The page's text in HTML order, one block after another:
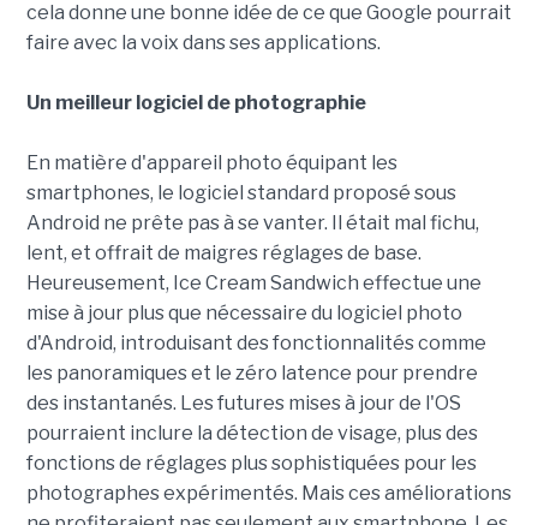
cela donne une bonne idée de ce que Google pourrait
faire avec la voix dans ses applications.
Un meilleur logiciel de photographie
En matière d'appareil photo équipant les
smartphones, le logiciel standard proposé sous
Android ne prête pas à se vanter. Il était mal fichu,
lent, et offrait de maigres réglages de base.
Heureusement, Ice Cream Sandwich effectue une
mise à jour plus que nécessaire du logiciel photo
d'Android, introduisant des fonctionnalités comme
les panoramiques et le zéro latence pour prendre
des instantanés. Les futures mises à jour de l'OS
pourraient inclure la détection de visage, plus des
fonctions de réglages plus sophistiquées pour les
photographes expérimentés. Mais ces améliorations